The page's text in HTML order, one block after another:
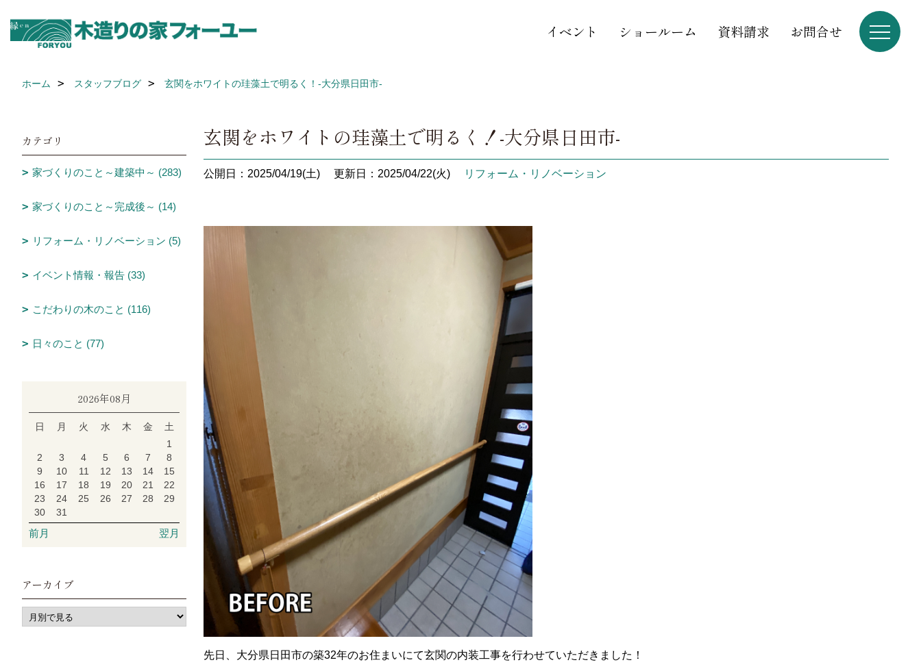
イベント ショールーム 資料請求 お問合せ
ホーム スタッフブログ 玄関をホワイトの珪藻土で明るく！-大分県日田市-
玄関をホワイトの珪藻土で明るく！-大分県日田市-
公開日：2025/04/19(土) 更新日：2025/04/22(火) リフォーム・リノベーション
先日、大分県日田市の築32年のお住まいにて玄関の内装工事を行わせていただきました！
カテゴリ
家づくりのこと～建築中～ (283)
家づくりのこと～完成後～ (14)
リフォーム・リノベーション (5)
イベント情報・報告 (33)
こだわりの木のこと (116)
日々のこと (77)
2026年08月
日 月 火 水 木 金
土
1
2
3 4 5 6 7
8
9
10 11 12 13 14
15
16
17 18 19 20 21
22
23
24 25 26 27 28
29
30
31
前月 翌月
アーカイブ